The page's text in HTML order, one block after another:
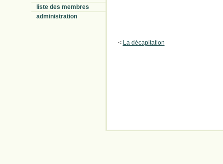
liste des membres
administration
< La décapitation